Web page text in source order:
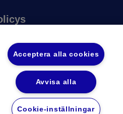
Diversey
(opens in a
Acceptera alla cookies
Avvisa alla
Cookie-inställningar